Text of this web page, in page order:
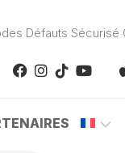
Défauts Sécurisé